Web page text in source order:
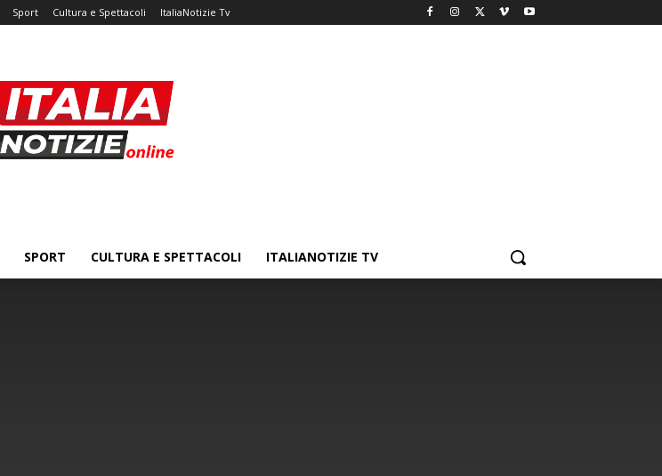
Sport Cultura e Spettacoli ItaliaNotizie Tv
SPORT CULTURA E SPETTACOLI ITALIANOTIZIE TV